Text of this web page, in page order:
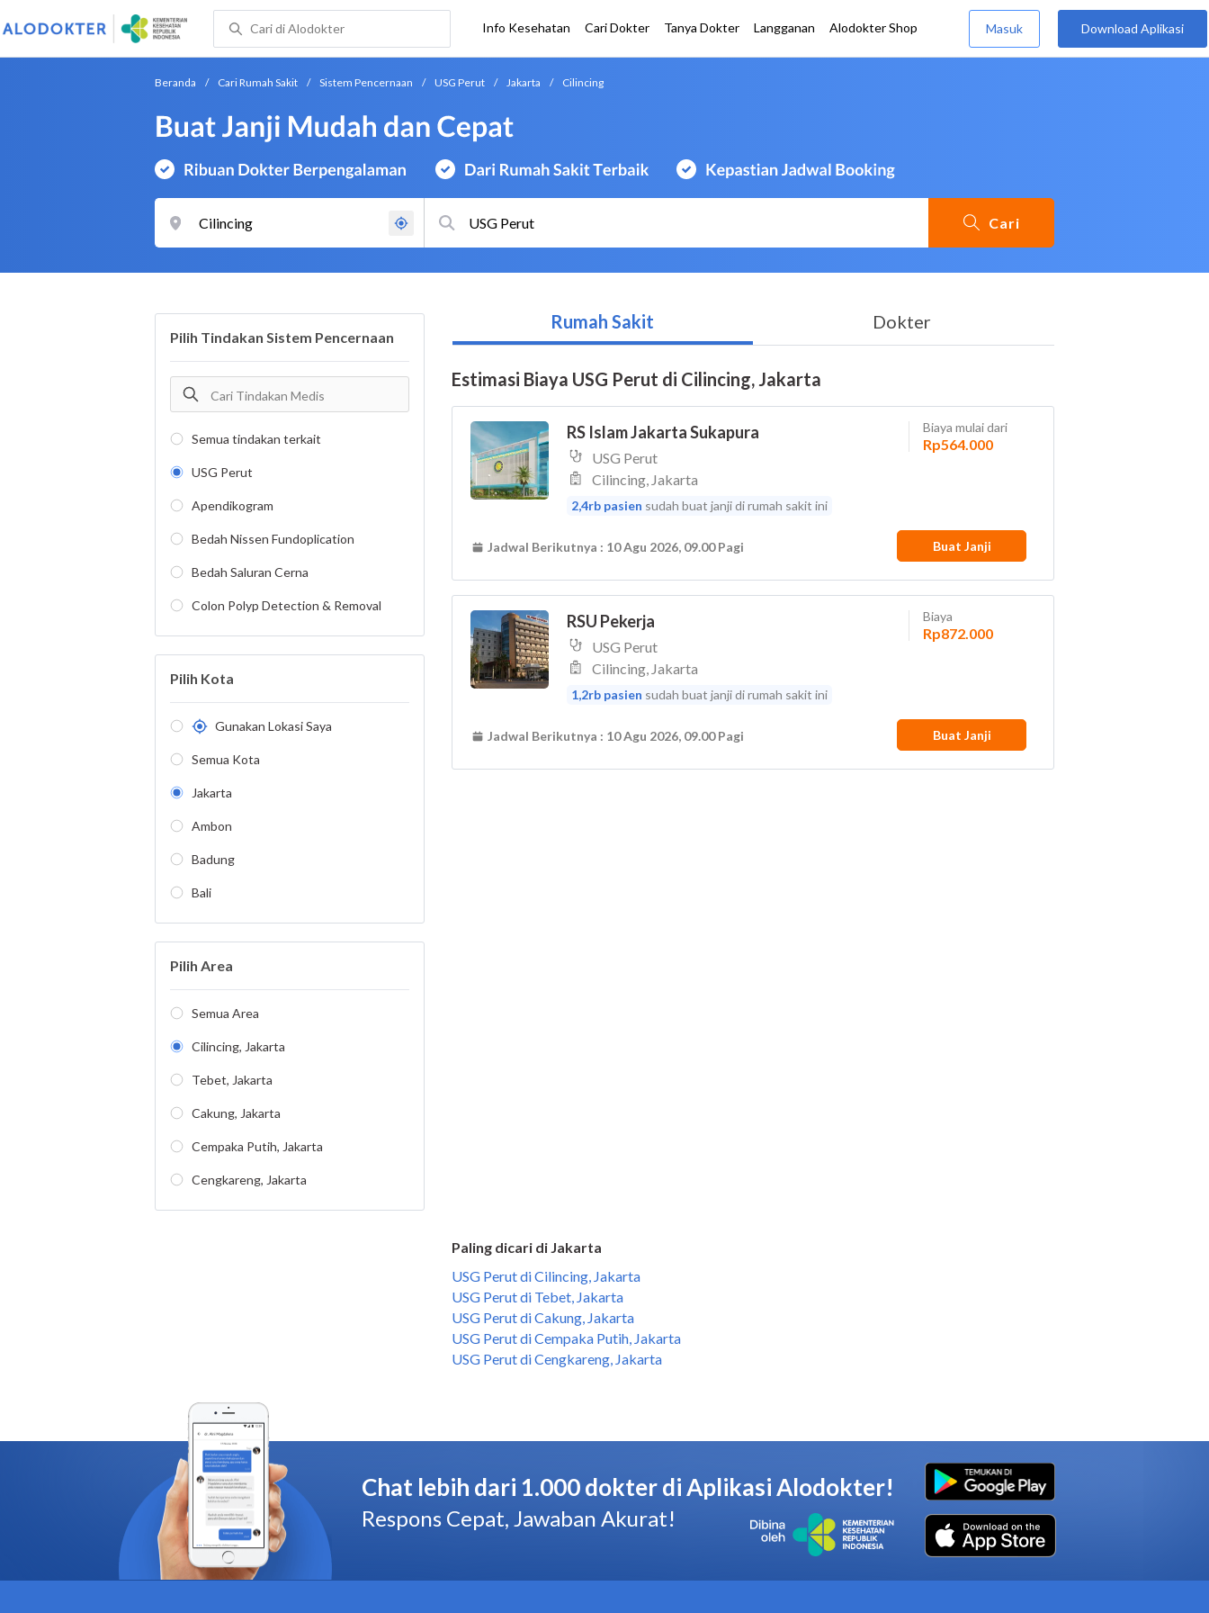
Paling dicari di Jakarta
USG Perut di Cilincing, Jakarta
USG Perut di Tebet, Jakarta
USG Perut di Cakung, Jakarta
USG Perut di Cempaka Putih, Jakarta
USG Perut di Cengkareng, Jakarta